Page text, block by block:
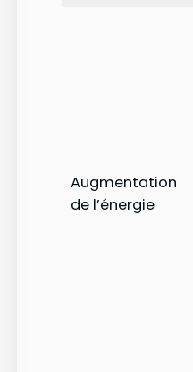
Augmentation
de l’énergie